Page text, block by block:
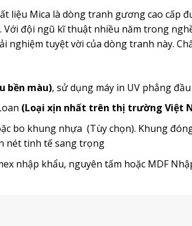
liệu Mica là dòng tranh gương cao cấp
đội ngũ kĩ thuật nhiều năm trong
nghiệm tuyệt vời của dòng tranh này.
bền màu), sử dụng máy in UV phẳng
(Loại xịn nhất trên thị trường Việt
bo khung nhựa (Tùy chọn). Khung
nét tinh tế sang trọng
nhập khẩu, nguyên tấm hoặc MDF